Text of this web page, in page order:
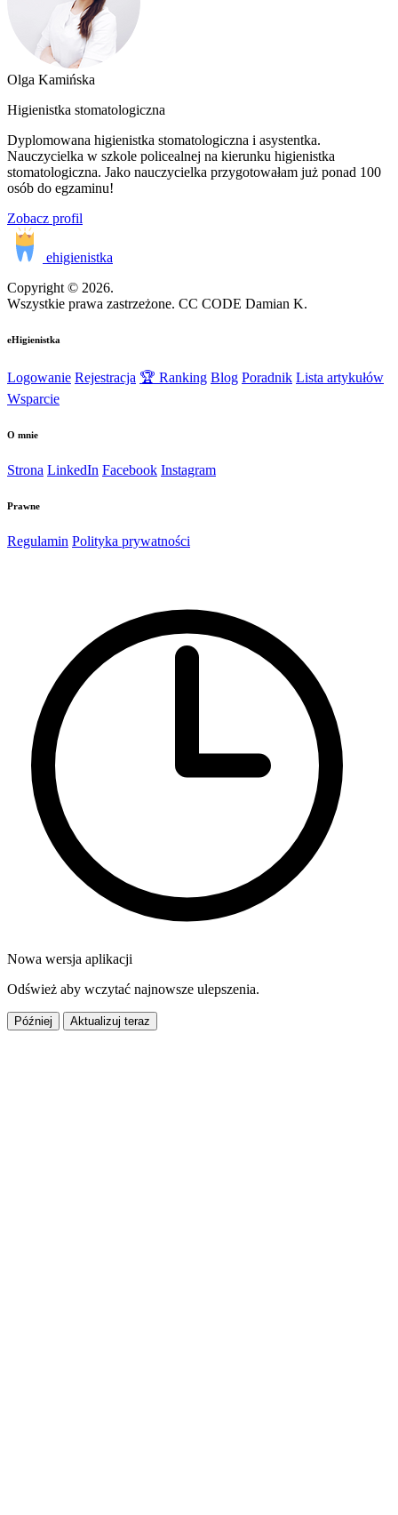
Olga Kamińska
Higienistka stomatologiczna
Dyplomowana higienistka stomatologiczna i asystentka.
Nauczycielka w szkole policealnej na kierunku higienistka
stomatologiczna. Jako nauczycielka przygotowałam już ponad 100
osób do egzaminu!
Zobacz profil
ehigienistka
Copyright © 2026.
Wszystkie prawa zastrzeżone. CC CODE Damian K.
eHigienistka
Logowanie Rejestracja 🏆 Ranking Blog Poradnik Lista artykułów
Wsparcie
O mnie
Strona LinkedIn Facebook Instagram
Prawne
Regulamin Polityka prywatności
Nowa wersja aplikacji
Odśwież aby wczytać najnowsze ulepszenia.
Później Aktualizuj teraz